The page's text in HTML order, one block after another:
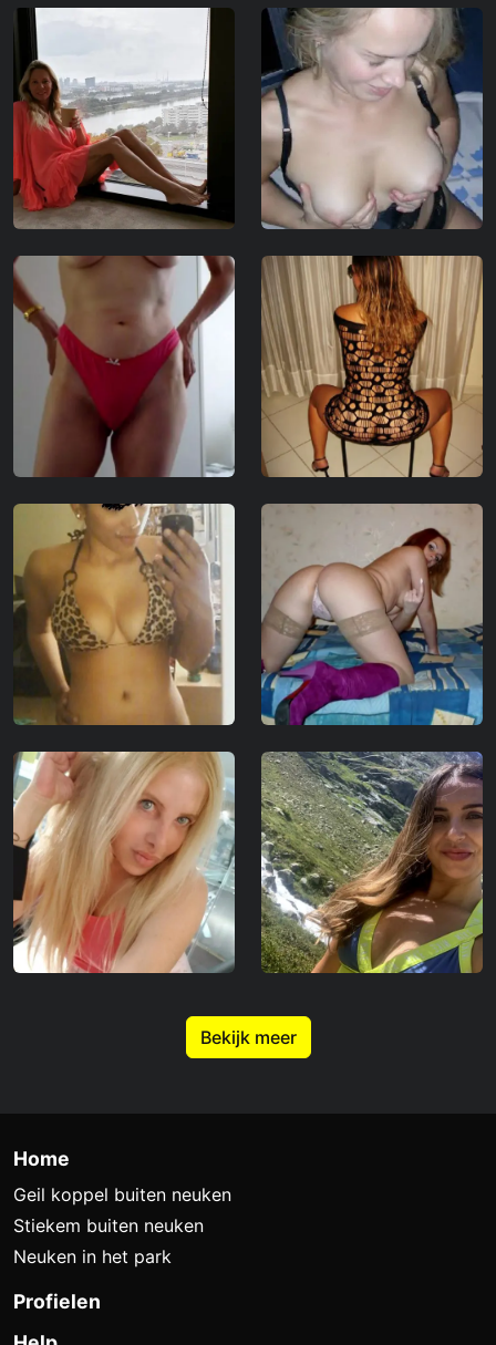
Bekijk meer
Home
Geil koppel buiten neuken
Stiekem buiten neuken
Neuken in het park
Profielen